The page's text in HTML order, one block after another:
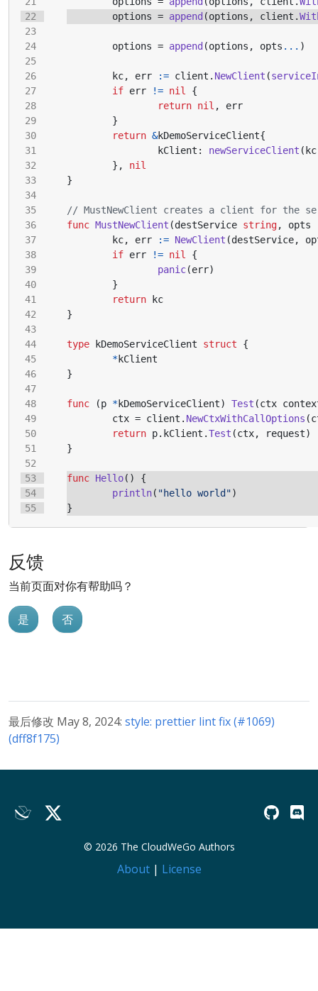
23
24
25
26
27
28
29
30
33
34
35
36
37
38
39
40
43
44
45
46
47
48
49
50
53
54
55
options = append (options , client .
options = append (options , opts ... )
kc, err := client . NewClient (
if err != nil
{
return nil ,
err
}
return &kDemoServiceClient{
kClient : newServiceClient ( kc
},
nil
}
// MustNewClient creates a client for the
func MustNewClient (destService string, opts
kc, err := NewClient (destService,
if err != nil
{
panic(err)
}
return
kc
}
type kDemoServiceClient struct
{
*kClient
}
func (p *kDemoServiceClient) Test (ctx
ctx = client . NewCtxWithCallOptions (
return p. kClient .Test (ctx, request)
}
func Hello()
{
println( "hello world")
}
反馈
当前页面对你有帮助吗？
是 否
最后修改 May 8, 2024: style: prettier lint fix (#1069)
(dff8f175)
© 2026 The CloudWeGo Authors
About| License